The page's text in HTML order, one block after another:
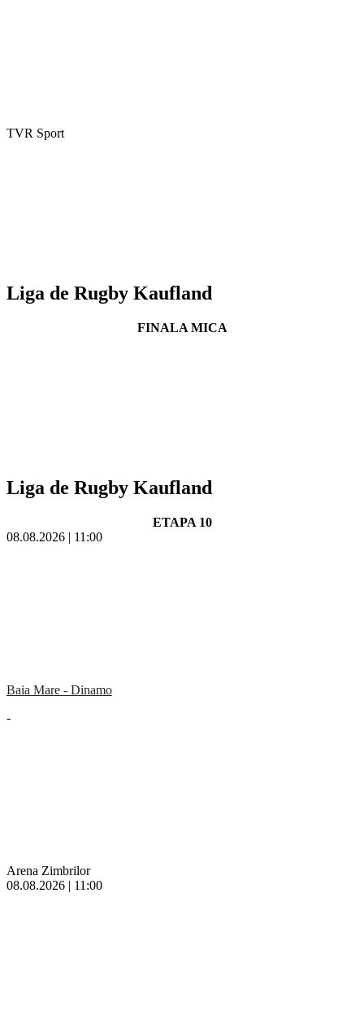
TVR Sport
Liga de Rugby Kaufland
FINALA MICA
Liga de Rugby Kaufland
ETAPA 10
08.08.2026 | 11:00
Baia Mare - Dinamo
-
Arena Zimbrilor
08.08.2026 | 11:00